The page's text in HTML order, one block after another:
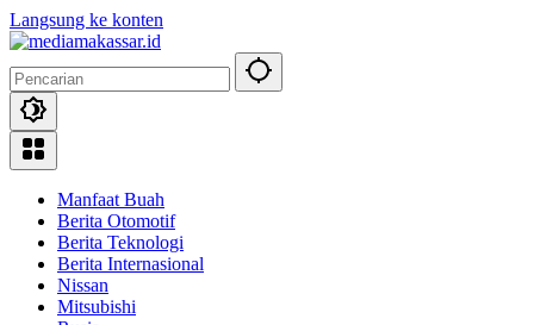
Langsung ke konten
Manfaat Buah
Berita Otomotif
Berita Teknologi
Berita Internasional
Nissan
Mitsubishi